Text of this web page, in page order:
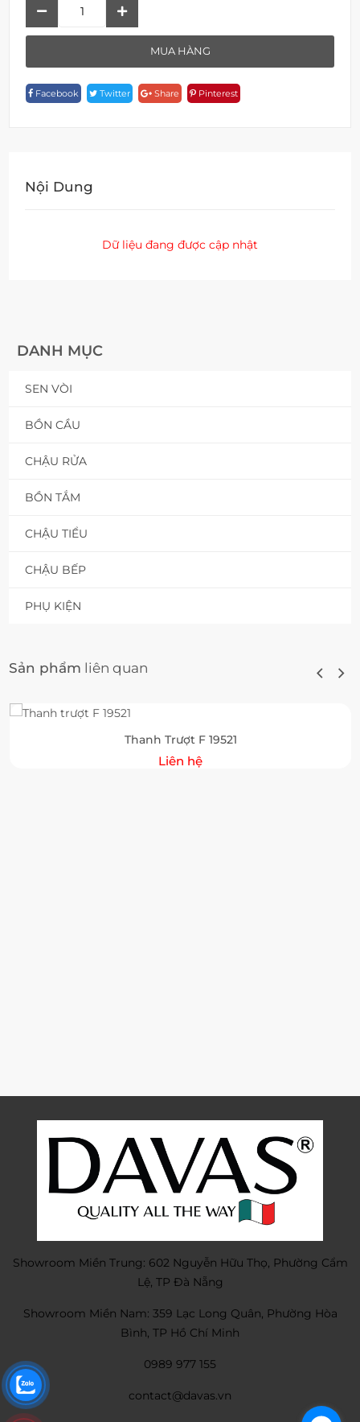
DANH MỤC
SEN VÒI
BỒN CẦU
CHẬU RỬA
BỒN TẮM
CHẬU TIỂU
CHẬU BẾP
PHỤ KIỆN
Quantity
MUA HÀNG
Facebook Twitter Share Pinterest
Nội Dung
Dữ liệu đang được cập nhật
Sản phẩm liên quan
Thanh Trượt F 19521
Liên hệ
Showroom Miền Trung: 602 Nguyễn Hữu Thọ, Phường Cẩm
Lệ, TP Đà Nẵng
Showroom Miền Nam: 359 Lạc Long Quân, Phường Hòa
Bình, TP Hồ Chí Minh
0989 977 155
contact@davas.vn